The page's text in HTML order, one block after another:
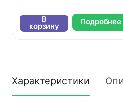
В
корзину Подробнее
Характеристики